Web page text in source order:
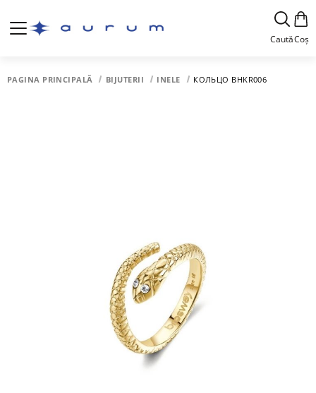
CautăCoș
PAGINA PRINCIPALĂ BIJUTERII INELE КОЛЬЦО BHKR006